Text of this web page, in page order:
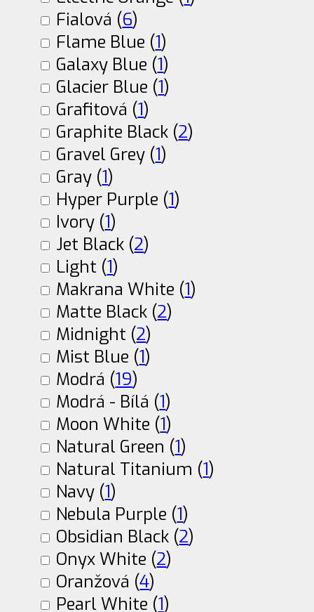
Fialová (6)
Flame Blue (1)
Galaxy Blue (1)
Glacier Blue (1)
Grafitová (1)
Graphite Black (2)
Gravel Grey (1)
Gray (1)
Hyper Purple (1)
Ivory (1)
Jet Black (2)
Light (1)
Makrana White (1)
Matte Black (2)
Midnight (2)
Mist Blue (1)
Modrá (19)
Modrá - Bílá (1)
Moon White (1)
Natural Green (1)
Natural Titanium (1)
Navy (1)
Nebula Purple (1)
Obsidian Black (2)
Onyx White (2)
Oranžová (4)
Pearl White (1)